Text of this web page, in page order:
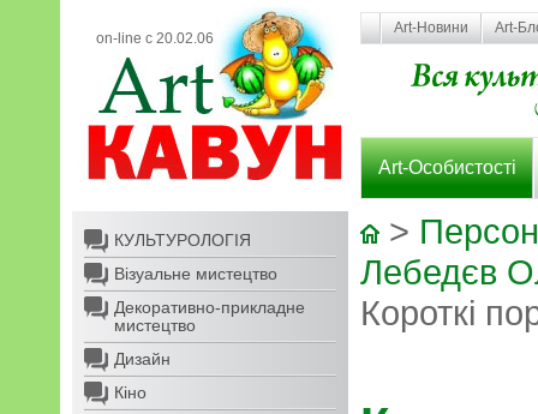
on-line с 20.02.06
Art-Новини Art-
Art-Особистості
КУЛЬТУРОЛОГІЯ
Візуальне мистецтво
Декоративно-прикладне
мистецтво
Дизайн
Кіно
>
Лебедєв
Короткі